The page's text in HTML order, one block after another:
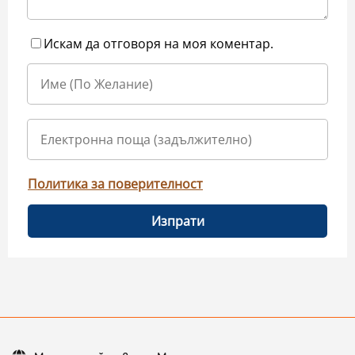
Искам да отговоря на моя коментар.
Политика за поверителност
Изпрати